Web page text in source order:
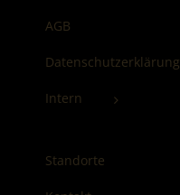
AGB
Datenschutzerklärung
Intern
Standorte